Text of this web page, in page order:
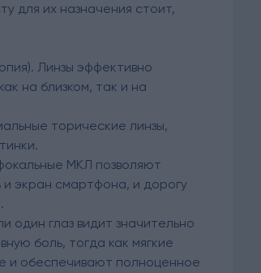
для их назначения стоит,
Линзы эффективно
на близком, так и на
торические линзы,
МКЛ позволяют
экран смартфона, и дорогу
один глаз видит значительно
боль, тогда как мягкие
и обеспечивают полноценное